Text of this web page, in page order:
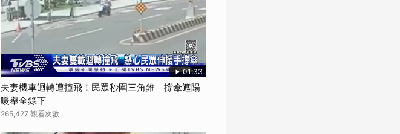
01:33
夫妻機車迴轉遭撞飛！民眾秒圍三角錐 撐傘遮陽
暖舉全錄下
265,427 觀看次數